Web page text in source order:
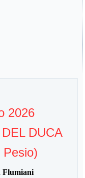
2026
DUCA
Pesio)
Flumiani